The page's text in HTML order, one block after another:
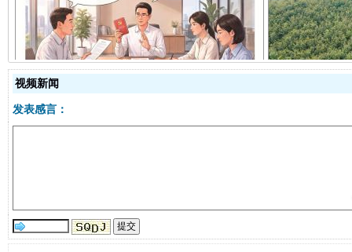
揭开“小金库”的免责幌子
受贿1.44亿！段成刚被判无期 从幼
视频新闻
发表感言：